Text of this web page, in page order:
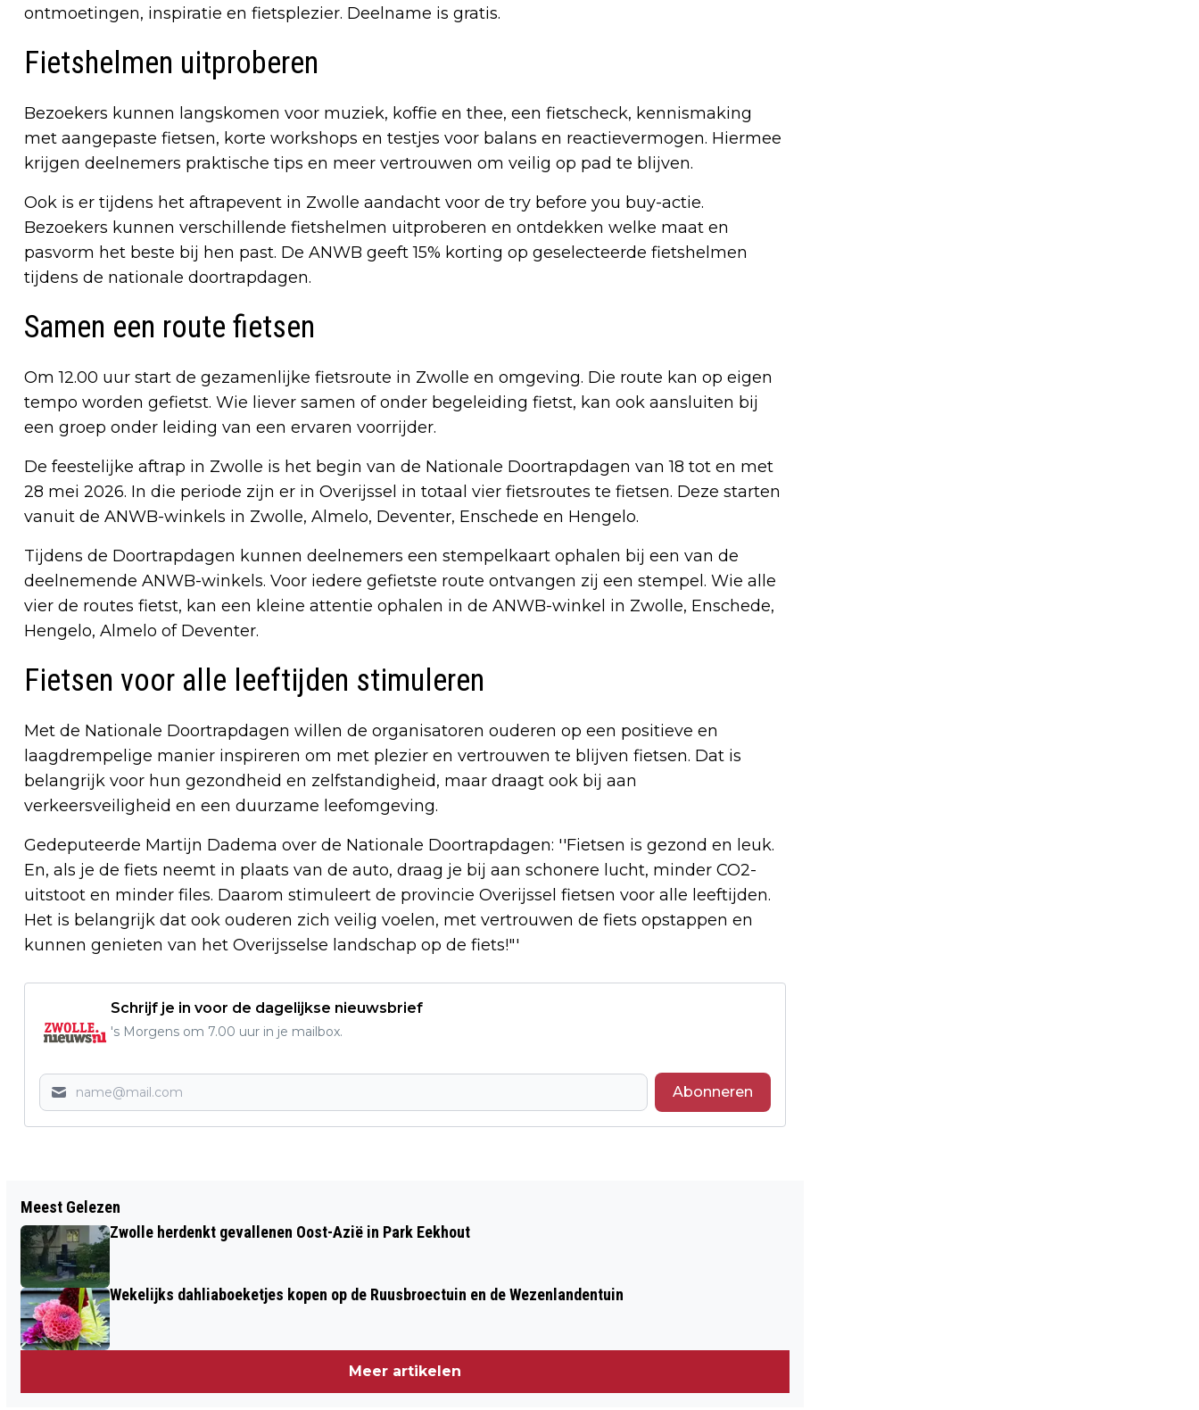
ontmoetingen, inspiratie en fietsplezier. Deelname is gratis.
Fietshelmen uitproberen
Bezoekers kunnen langskomen voor muziek, koffie en thee, een fietscheck, kennismaking
met aangepaste fietsen, korte workshops en testjes voor balans en reactievermogen. Hiermee
krijgen deelnemers praktische tips en meer vertrouwen om veilig op pad te blijven.
Ook is er tijdens het aftrapevent in Zwolle aandacht voor de try before you buy-actie.
Bezoekers kunnen verschillende fietshelmen uitproberen en ontdekken welke maat en
pasvorm het beste bij hen past. De ANWB geeft 15% korting op geselecteerde fietshelmen
tijdens de nationale doortrapdagen.
Samen een route fietsen
Om 12.00 uur start de gezamenlijke fietsroute in Zwolle en omgeving. Die route kan op eigen
tempo worden gefietst. Wie liever samen of onder begeleiding fietst, kan ook aansluiten bij
een groep onder leiding van een ervaren voorrijder.
De feestelijke aftrap in Zwolle is het begin van de Nationale Doortrapdagen van 18 tot en met
28 mei 2026. In die periode zijn er in Overijssel in totaal vier fietsroutes te fietsen. Deze starten
vanuit de ANWB-winkels in Zwolle, Almelo, Deventer, Enschede en Hengelo.
Tijdens de Doortrapdagen kunnen deelnemers een stempelkaart ophalen bij een van de
deelnemende ANWB-winkels. Voor iedere gefietste route ontvangen zij een stempel. Wie alle
vier de routes fietst, kan een kleine attentie ophalen in de ANWB-winkel in Zwolle, Enschede,
Hengelo, Almelo of Deventer.
Fietsen voor alle leeftijden stimuleren
Met de Nationale Doortrapdagen willen de organisatoren ouderen op een positieve en
laagdrempelige manier inspireren om met plezier en vertrouwen te blijven fietsen. Dat is
belangrijk voor hun gezondheid en zelfstandigheid, maar draagt ook bij aan
verkeersveiligheid en een duurzame leefomgeving.
Gedeputeerde Martijn Dadema over de Nationale Doortrapdagen: ''Fietsen is gezond en leuk.
En, als je de fiets neemt in plaats van de auto, draag je bij aan schonere lucht, minder CO2-
uitstoot en minder files. Daarom stimuleert de provincie Overijssel fietsen voor alle leeftijden.
Het is belangrijk dat ook ouderen zich veilig voelen, met vertrouwen de fiets opstappen en
kunnen genieten van het Overijsselse landschap op de fiets!"'
Schrijf je in voor de dagelijkse nieuwsbrief
's Morgens om 7.00 uur in je mailbox.
Abonneren
DE FRACTIES VAN HET CDA, D66 EN PRO
VRAGEN AANDACHT VOOR HUISELIJK
GEWELD: THUIS MOET DE VEILIGSTE
PLEK ZIJN
OVERLAST VAN GEMOTORISEERD
Meest Gelezen
Zwolle herdenkt gevallenen Oost-Azië in Park Eekhout
Wekelijks dahliaboeketjes kopen op de Ruusbroectuin en de Wezenlandentuin
Meer artikelen